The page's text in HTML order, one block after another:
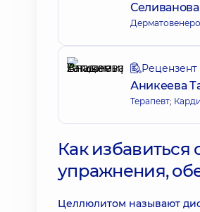
Рецензент
Аникеева
Терапевт;
Как избавиться
упражнения,
Целлюлитом называют